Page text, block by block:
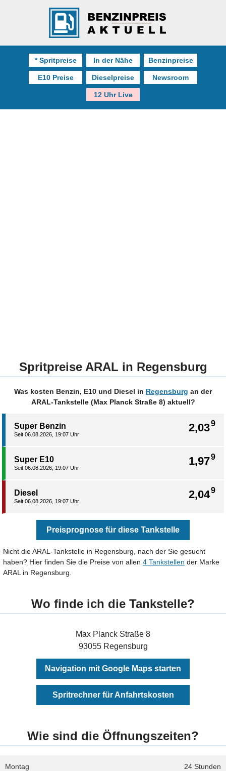
* Spritpreise In der Nähe Benzinpreise
E10 Preise Dieselpreise Newsroom
12 Uhr Live
Spritpreise ARAL in Regensburg
Was kosten Benzin, E10 und Diesel in Regensburg an der
ARAL-Tankstelle (Max Planck Straße 8) aktuell?
2,039
Super Benzin
Seit 06.08.2026, 19:07 Uhr
1,979
Super E10
Seit 06.08.2026, 19:07 Uhr
2,049
Diesel
Seit 06.08.2026, 19:07 Uhr
Preisprognose für diese Tankstelle
Nicht die ARAL-Tankstelle in Regensburg, nach der Sie gesucht
haben? Hier finden Sie die Preise von allen 4 Tankstellen der Marke
ARAL in Regensburg.
Wo finde ich die Tankstelle?
Max Planck Straße 8
93055 Regensburg
Navigation mit Google Maps starten
Spritrechner für Anfahrtskosten
Wie sind die Öffnungszeiten?
24 Stunden
Montag